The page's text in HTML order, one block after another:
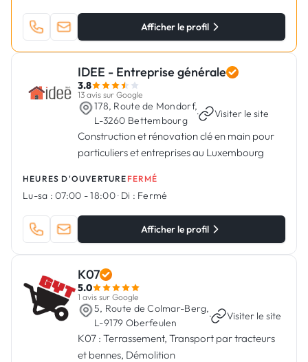
Afficher le profil
IDEE - Entreprise générale
3.8
13 avis sur Google
178, Route de Mondorf,
L-3260 Bettembourg
· Visiter le site
Construction et rénovation clé en main pour
particuliers et entreprises au Luxembourg
HEURES D'OUVERTURE FERMÉ
Lu-sa : 07:00 - 18:00· Di : Fermé
Afficher le profil
K07
5.0
1 avis sur Google
5, Route de Colmar-Berg,
L-9179 Oberfeulen
· Visiter le site
K07 : Terrassement, Transport par tracteurs
et bennes, Démolition